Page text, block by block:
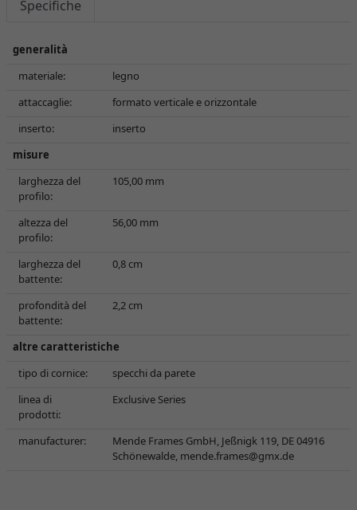
Specifiche
generalità
materiale:
legno
attaccaglie:
formato verticale e orizzontale
inserto:
inserto
misure
larghezza del
profilo:
105,00 mm
altezza del
profilo:
56,00 mm
larghezza del
battente:
0,8 cm
profondità del
battente:
2,2 cm
altre caratteristiche
tipo di cornice:
specchi da parete
linea di
prodotti:
Exclusive Series
manufacturer:
Mende Frames GmbH, Jeßnigk 119, DE 04916
Schönewalde, mende.frames@gmx.de